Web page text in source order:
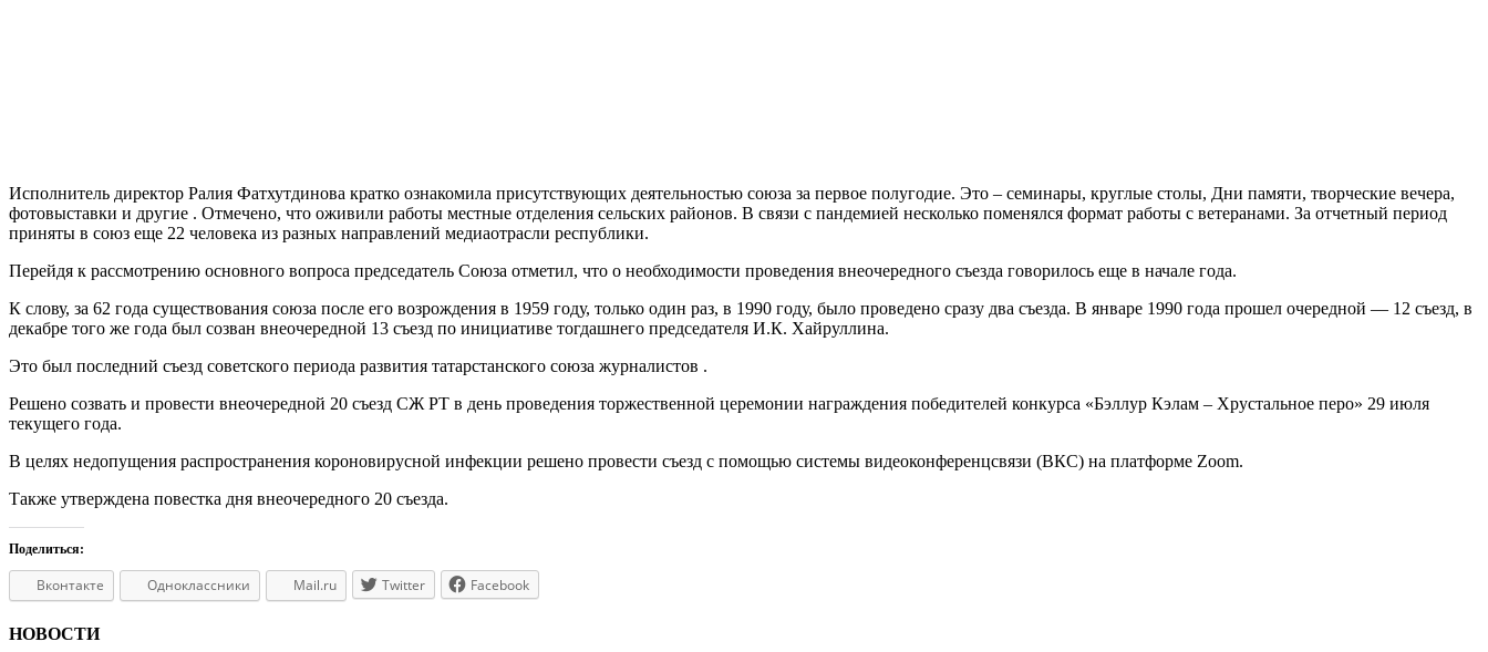
Исполнитель директор Ралия Фатхутдинова кратко ознакомила присутствующих деятельностью союза за первое полугодие. Это – семинары, круглые столы, Дни памяти, творческие вечера,
фотовыставки и другие . Отмечено, что оживили работы местные отделения сельских районов. В связи с пандемией несколько поменялся формат работы с ветеранами. За отчетный период
приняты в союз еще 22 человека из разных направлений медиаотрасли республики.
Перейдя к рассмотрению основного вопроса председатель Cоюза отметил, что о необходимости проведения внеочередного съезда говорилось еще в начале года.
К слову, за 62 года существования союза после его возрождения в 1959 году, только один раз, в 1990 году, было проведено сразу два съезда. В январе 1990 года прошел очередной — 12 съезд, в
декабре того же года был созван внеочередной 13 съезд по инициативе тогдашнего председателя И.К. Хайруллина.
Это был последний съезд советского периода развития татарстанского союза журналистов .
Решено созвать и провести внеочередной 20 съезд СЖ РТ в день проведения торжественной церемонии награждения победителей конкурса «Бэллур Кэлам – Хрустальное перо» 29 июля
текущего года.
В целях недопущения распространения короновирусной инфекции решено провести съезд с помощью системы видеоконференцсвязи (ВКС) на платформе Zoom.
Также утверждена повестка дня внеочередного 20 съезда.
Поделиться:
Вконтакте Одноклассники Mail.ru Twitter Facebook
НОВОСТИ